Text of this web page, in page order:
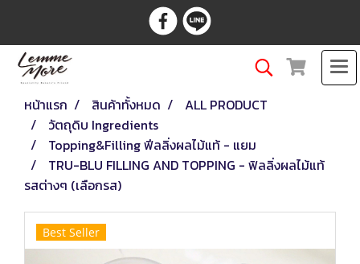
หน้าแรก สินค้าทั้งหมด
ALL PRODUCT
วัตถุดิบ Ingredients
Topping&Filling ฟีลลิ่งผลไม้แท้ - แยม
TRU-BLU FILLING AND TOPPING - ฟิลลิ่งผลไม้แท้
รสต่างๆ (เลือกรส)
Best Seller